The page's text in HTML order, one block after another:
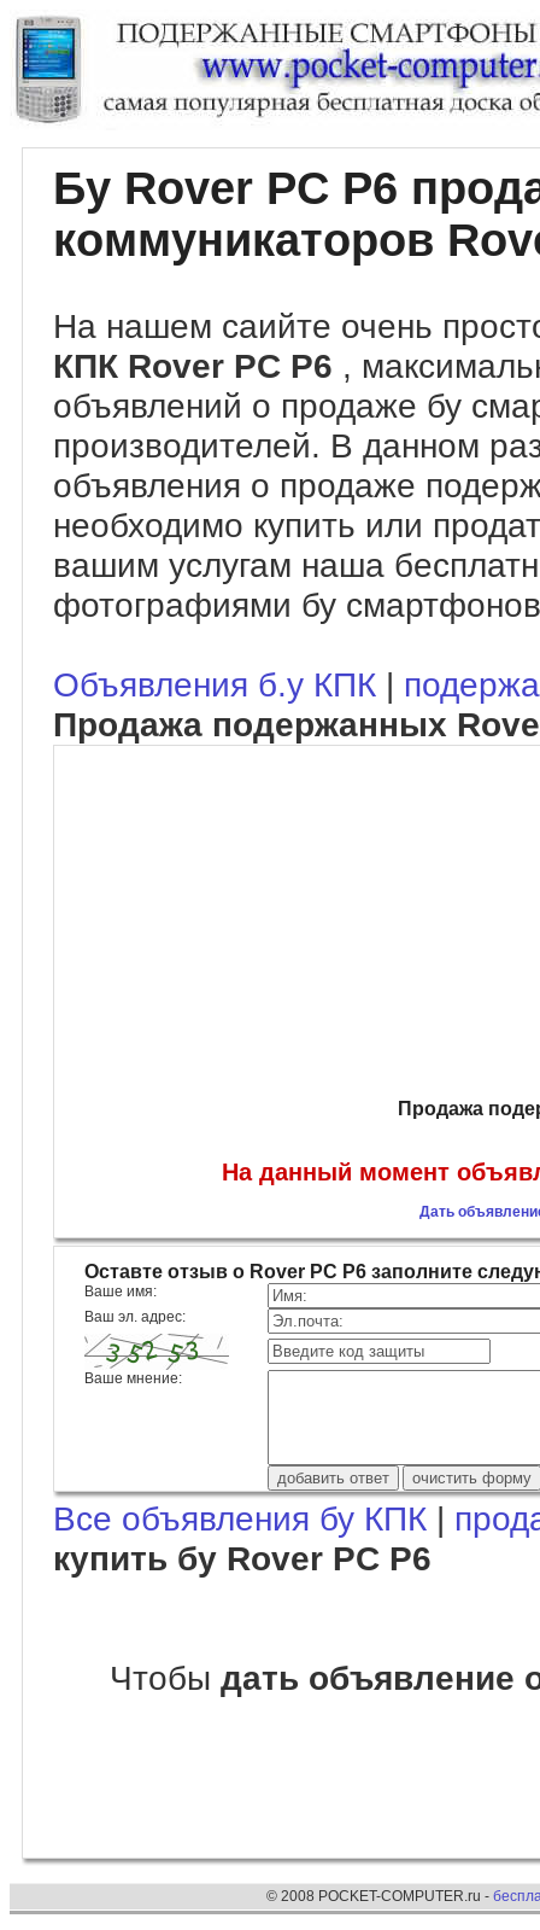
Бу Rover PC P6
коммуникаторов
На нашем саийте очень
КПК Rover PC P6 ,
объявлений о продаже бу
производителей. В данном
объявления о продаже
необходимо купить или
вашим услугам наша
фотографиями бу
Объявления б.у КПК |
Продажа подержанных
Продажа
На данный момент
Дать
Оставте отзыв о Rover PC P6 заполните
Ваше имя:
Ваш эл. адрес:
Ваше мнение:
Все объявления бу КПК |
купить бу Rover PC P6
Чтобы дать объявление
© 2008 POCKET-COMPUTER.ru -